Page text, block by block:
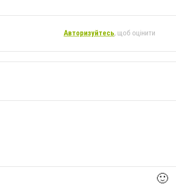
Авторизуйтесь, щоб оцінити
🙂